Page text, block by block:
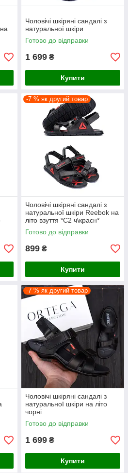
Чоловічі шкіряні сандалі з
натуральної шкіри
Готово до відправки
1 699 ₴
Купити
-7 % як другий товар
Чоловічі шкіряні сандалі з
натуральної шкіри Reebok на
літо взуття *С2 ч\красн*
Готово до відправки
899 ₴
Купити
-7 % як другий товар
Чоловічі шкіряні сандалі з
натуральної шкіри на літо
чорні
Готово до відправки
1 699 ₴
Купити